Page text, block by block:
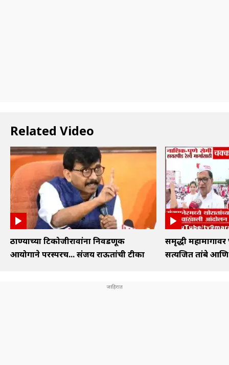
Related Video
ठाण्याच्या टिकोजीरावांना निवडणूक
आयोगाने परस्परच... संजय राऊतांची टीका
समृद्धी
सत्यजित तांबे आणि